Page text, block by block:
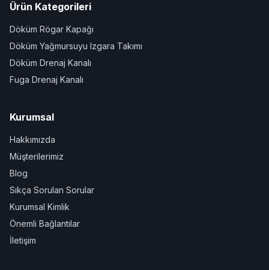
Ürün Kategorileri
Döküm Rögar Kapağı
Döküm Yağmursuyu Izgara Takımı
Döküm Drenaj Kanalı
Fuga Drenaj Kanalı
Kurumsal
Hakkımızda
Müşterilerimiz
Blog
Sıkça Sorulan Sorular
Kurumsal Kimlik
Önemli Bağlantılar
İletişim